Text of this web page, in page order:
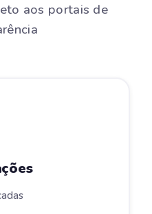
aos portais de